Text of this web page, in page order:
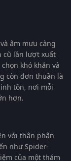
âm mưu càng
cũ lần lượt xuất
khó khăn và
còn đơn thuần là
tồn, nơi mỗi
hơn.
với thân phận
như Spider-
của một thám